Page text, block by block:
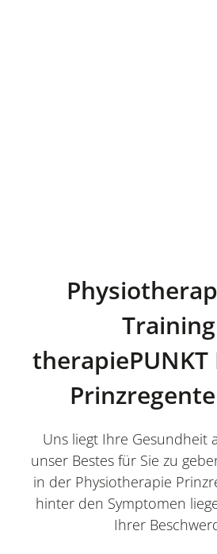
Uns liegt Ihre Gesundheit
unser Bestes für Sie zu
in der Physiotherapie
hinter den Symptomen
Ihrer